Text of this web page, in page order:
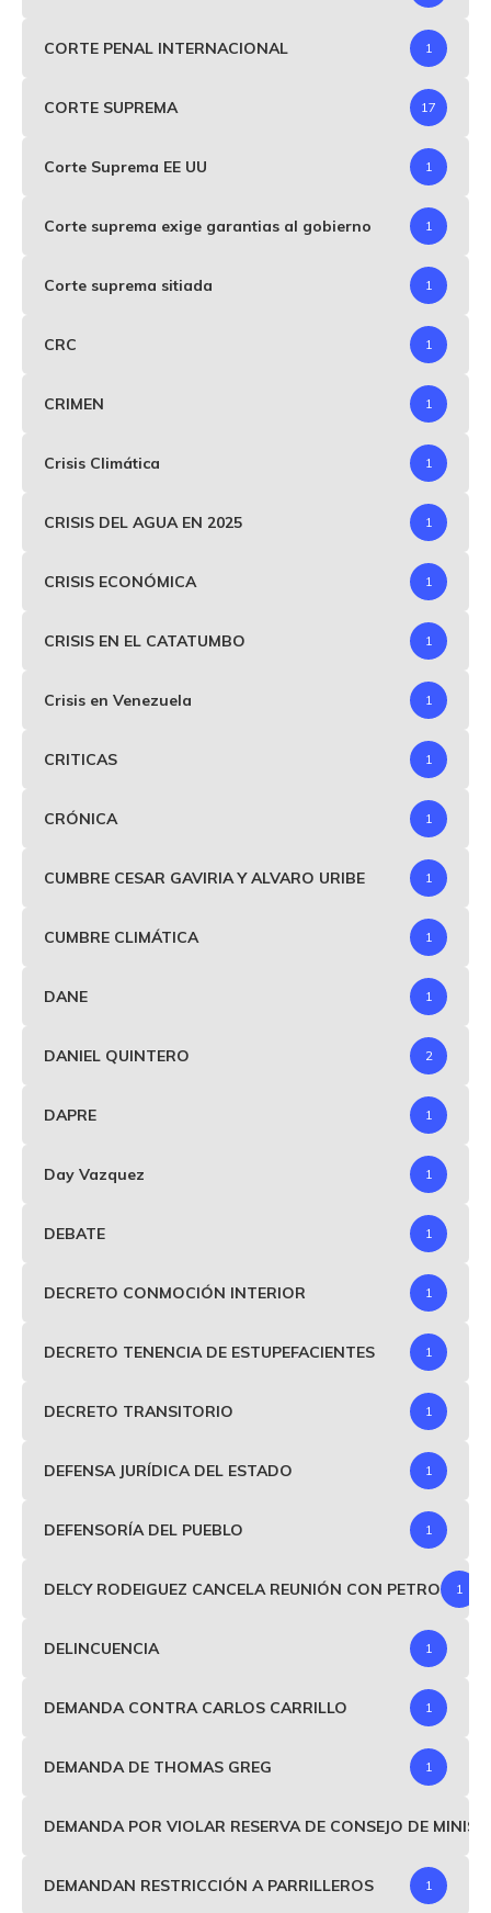
CORTE PENAL INTERNACIONAL 1
CORTE SUPREMA 17
Corte Suprema EE UU 1
Corte suprema exige garantias al gobierno 1
Corte suprema sitiada 1
CRC 1
CRIMEN 1
Crisis Climática 1
CRISIS DEL AGUA EN 2025 1
CRISIS ECONÓMICA 1
CRISIS EN EL CATATUMBO 1
Crisis en Venezuela 1
CRITICAS 1
CRÓNICA 1
CUMBRE CESAR GAVIRIA Y ALVARO URIBE 1
CUMBRE CLIMÁTICA 1
DANE 1
DANIEL QUINTERO 2
DAPRE 1
Day Vazquez 1
DEBATE 1
DECRETO CONMOCIÓN INTERIOR 1
DECRETO TENENCIA DE ESTUPEFACIENTES 1
DECRETO TRANSITORIO 1
DEFENSA JURÍDICA DEL ESTADO 1
DEFENSORÍA DEL PUEBLO 1
DELCY RODEIGUEZ CANCELA REUNIÓN CON PETRO 1
DELINCUENCIA 1
DEMANDA CONTRA CARLOS CARRILLO 1
DEMANDA DE THOMAS GREG 1
DEMANDA POR VIOLAR RESERVA DE CONSEJO DE
DEMANDAN RESTRICCIÓN A PARRILLEROS 1